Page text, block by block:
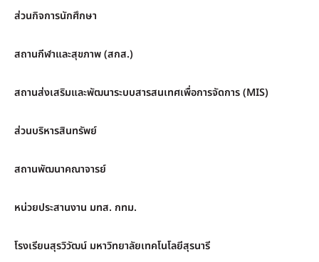
ส่วนกิจการนักศึกษา
สถานกีฬาและสุขภาพ (สกส.)
สถานส่งเสริมและพัฒนาระบบสารสนเทศเพื่อการจัดการ (MIS)
ส่วนบริหารสินทรัพย์
สถานพัฒนาคณาจารย์
หน่วยประสานงาน มทส. กทม.
โรงเรียนสุรวิวัฒน์ มหาวิทยาลัยเทคโนโลยีสุรนารี